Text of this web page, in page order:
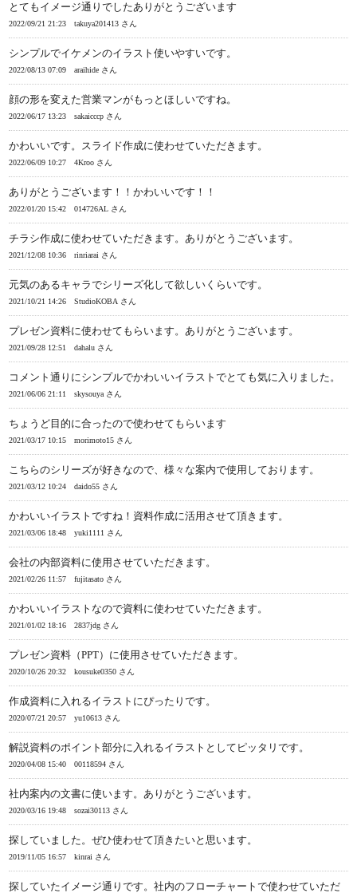
とてもイメージ通りでしたありがとうございます
2022/09/21 21:23 takuya201413 さん
シンプルでイケメンのイラスト使いやすいです。
2022/08/13 07:09 araihide さん
顔の形を変えた営業マンがもっとほしいですね。
2022/06/17 13:23 sakaicccp さん
かわいいです。スライド作成に使わせていただきます。
2022/06/09 10:27 4Kroo さん
ありがとうございます！！かわいいです！！
2022/01/20 15:42 014726AL さん
チラシ作成に使わせていただきます。ありがとうございます。
2021/12/08 10:36 rinriarai さん
元気のあるキャラでシリーズ化して欲しいくらいです。
2021/10/21 14:26 StudioKOBA さん
プレゼン資料に使わせてもらいます。ありがとうございます。
2021/09/28 12:51 dahalu さん
コメント通りにシンプルでかわいいイラストでとても気に入りました。
2021/06/06 21:11 skysouya さん
ちょうど目的に合ったので使わせてもらいます
2021/03/17 10:15 morimoto15 さん
こちらのシリーズが好きなので、様々な案内で使用しております。
2021/03/12 10:24 daido55 さん
かわいいイラストですね！資料作成に活用させて頂きます。
2021/03/06 18:48 yuki1111 さん
会社の内部資料に使用させていただきます。
2021/02/26 11:57 fujitasato さん
かわいいイラストなので資料に使わせていただきます。
2021/01/02 18:16 2837jdg さん
プレゼン資料（PPT）に使用させていただきます。
2020/10/26 20:32 kousuke0350 さん
作成資料に入れるイラストにぴったりです。
2020/07/21 20:57 yu10613 さん
解説資料のポイント部分に入れるイラストとしてピッタリです。
2020/04/08 15:40 00118594 さん
社内案内の文書に使います。ありがとうございます。
2020/03/16 19:48 sozai30113 さん
探していました。ぜひ使わせて頂きたいと思います。
2019/11/05 16:57 kinrai さん
探していたイメージ通りです。社内のフローチャートで使わせていただ